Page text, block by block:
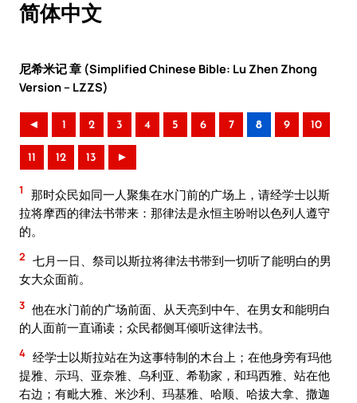
简体中文
尼希米记 章 (Simplified Chinese Bible: Lu Zhen Zhong
Version – LZZS)
◄ 1 2 3 4 5 6 7 8 9 10
11 12 13 ►
1
那时众民如同一人聚集在水门前的广场上，请经学士以斯
拉将摩西的律法书带来：那律法是永恒主吩咐以色列人遵守
的。
2 七月一日、祭司以斯拉将律法书带到一切听了能明白的男
女大众面前。
3 他在水门前的广场前面、从天亮到中午、在男女和能明白
的人面前一直诵读；众民都侧耳倾听这律法书。
4 经学士以斯拉站在为这事特制的木台上；在他身旁有玛他
提雅、示玛、亚奈雅、乌利亚、希勒家，和玛西雅、站在他
右边；有毗大雅、米沙利、玛基雅、哈顺、哈拔大拿、撒迦